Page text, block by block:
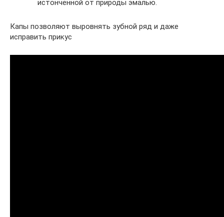
истонченной от природы эмалью.
Капы позволяют выровнять зубной ряд и даже
исправить прикус